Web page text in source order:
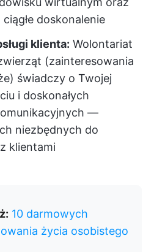
doskonalenie
klienta: Wolontariat
(zainteresowania
świadczy o Twojej
i doskonałych
—
niezbędnych do
klientami
10 darmowych
życia osobistego